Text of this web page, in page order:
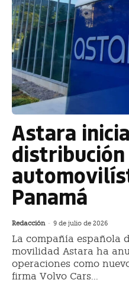
Astara
Panamá
Redacción - 9 de julio de 2026
La compañía española
movilidad Astara ha
operaciones como
firma Volvo Cars...